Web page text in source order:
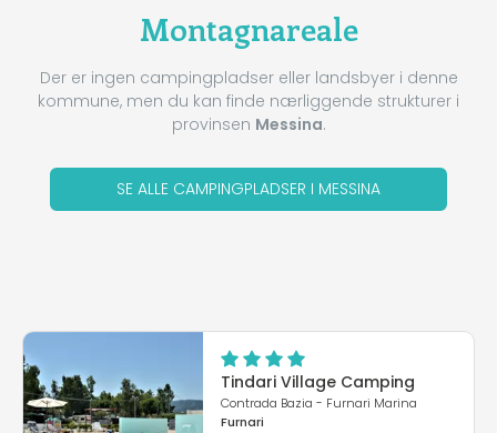
Montagnareale
Der er ingen campingpladser eller landsbyer i denne
kommune, men du kan finde nærliggende strukturer i
provinsen Messina.
SE ALLE CAMPINGPLADSER I MESSINA
Tindari Village Camping
Contrada Bazia - Furnari Marina
Furnari